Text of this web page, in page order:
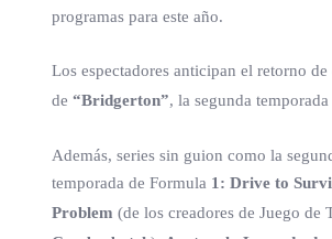
programas para este año.
Los espectadores anticipan el retorno
de “Bridgerton”, la segunda temporada
Además, series sin guion como la
temporada de Formula 1: Drive to
Problem (de los creadores de Juego de